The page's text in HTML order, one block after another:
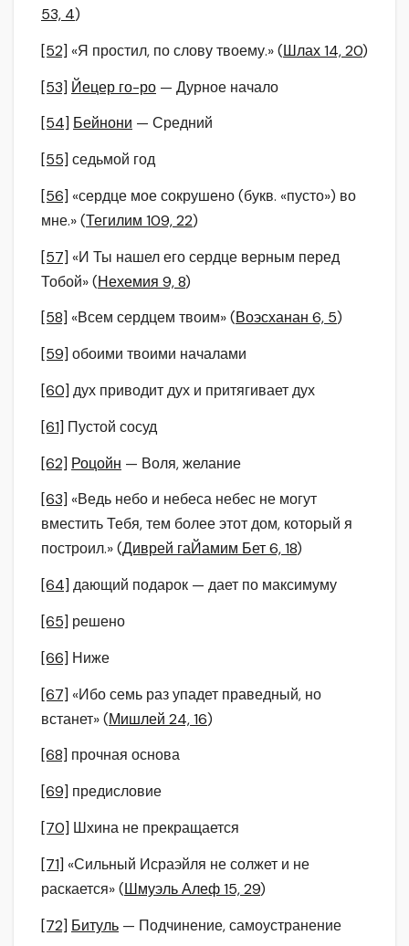
53, 4)
[52] «Я простил, по слову твоему.» (Шлах 14, 20)
[53] Йецер го-ро — Дурное начало
[54] Бейнони — Средний
[55] седьмой год
[56] «сердце мое сокрушено (букв. «пусто») во
мне.» (Тегилим 109, 22)
[57] «И Ты нашел его сердце верным перед
Тобой» (Нехемия 9, 8)
[58] «Всем сердцем твоим» (Воэсханан 6, 5)
[59] обоими твоими началами
[60] дух приводит дух и притягивает дух
[61] Пустой сосуд
[62] Роцойн — Воля, желание
[63] «Ведь небо и небеса небес не могут
вместить Тебя, тем более этот дом, который я
построил.» (Диврей гаЙамим Бет 6, 18)
[64] дающий подарок — дает по максимуму
[65] решено
[66] Ниже
[67] «Ибо семь раз упадет праведный, но
встанет» (Мишлей 24, 16)
[68] прочная основа
[69] предисловие
[70] Шхина не прекращается
[71] «Сильный Исраэйля не солжет и не
раскается» (Шмуэль Алеф 15, 29)
[72] Битуль — Подчинение, самоустранение